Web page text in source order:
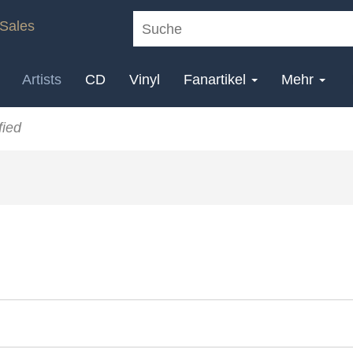
Artists CD Vinyl Fanartikel Mehr